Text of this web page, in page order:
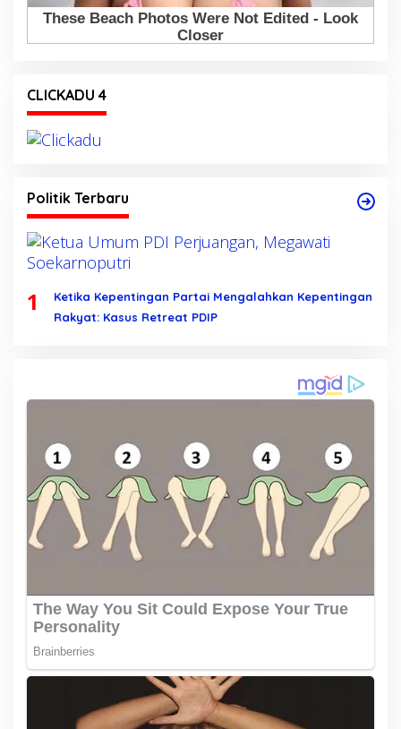
CLICKADU 4
Politik Terbaru
1
Ketika Kepentingan Partai Mengalahkan Kepentingan
Rakyat: Kasus Retreat PDIP